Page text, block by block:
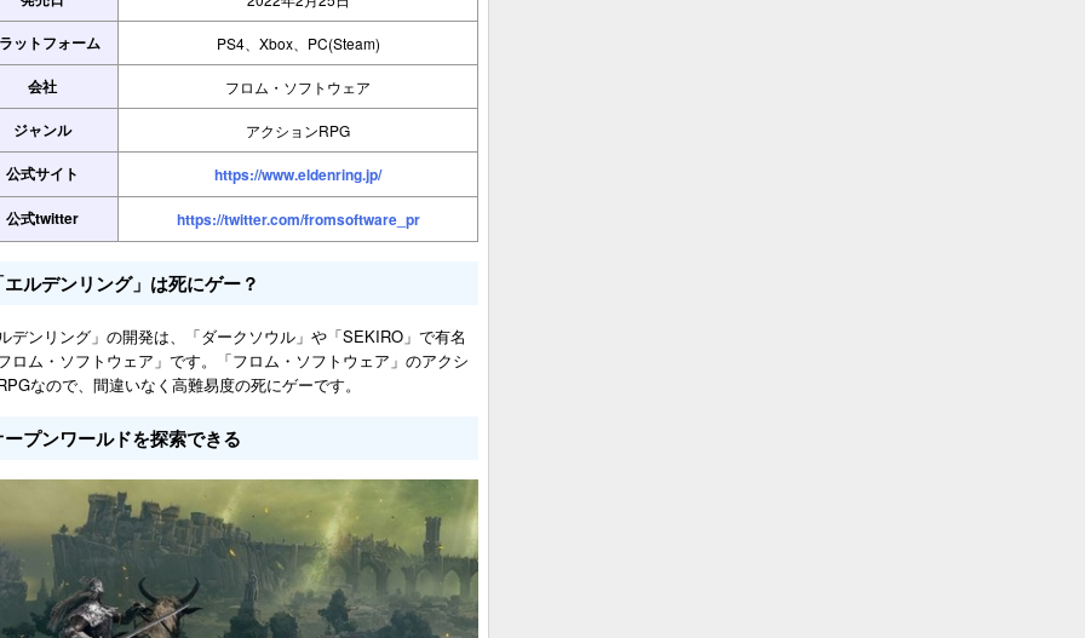
ットフォーム PS4、Xbox、PC(Steam)
会社 フロム・ソフトウェア
ジャンル アクションRPG
公式サイト
https://www.eldenring.jp/
公式twitter
https://twitter.com/fromsoftware_pr
エルデンリング」は死にゲー？
デンリング」の開発は、「ダークソウル」や「SEKIRO」で有名
ロム・ソフトウェア」です。「フロム・ソフトウェア」のアクシ
なので、間違いなく高難易度の死にゲーです。
ープンワールドを探索できる